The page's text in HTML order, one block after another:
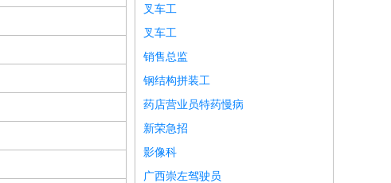
叉车工
叉车工
销售总监
钢结构拼装工
药店营业员特药慢病
新荣急招
影像科
广西崇左驾驶员